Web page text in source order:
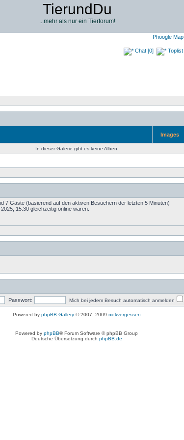
TierundDu
...mehr als nur ein Tierforum!
Phoogle Map
Chat [0] Toplist
Images
In dieser Galerie gibt es keine Alben
7 Gäste (basierend auf den aktiven Besuchern der letzten 5 Minuten)
15:30 gleichzeitig online waren.
Passwort: Mich bei jedem Besuch automatisch anmelden
Powered by phpBB Gallery© 2007, 2009 nickvergessen
Powered by phpBB® Forum Software © phpBB Group
Deutsche Übersetzung durch phpBB.de